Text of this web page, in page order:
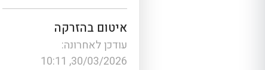
איטום בהזרקה
עודכן לאחרונה:
30/03/2026, 10:11